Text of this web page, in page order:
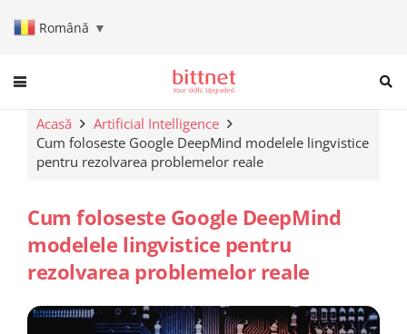
Română ▼
When autocomplete results
Acasă
Artificial Intelligence
Cum foloseste Google DeepMind modelele lingvistice
pentru rezolvarea problemelor reale
Cum foloseste Google DeepMind
modelele lingvistice pentru
rezolvarea problemelor reale